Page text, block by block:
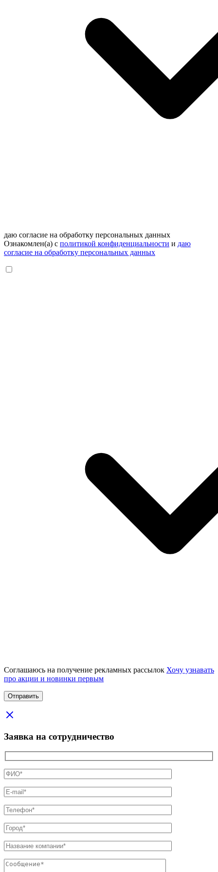
даю согласие на обработку персональных данных
Ознакомлен(а) с политикой конфиденциальности и даю
согласие на обработку персональных данных
Соглашаюсь на получение рекламных рассылок Хочу узнавать
про акции и новинки первым
Заявка на сотрудничество